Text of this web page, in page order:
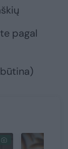
pagal